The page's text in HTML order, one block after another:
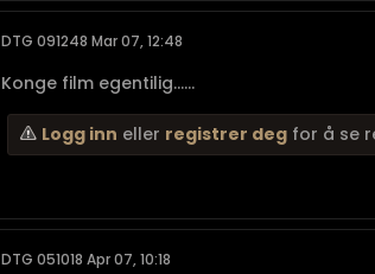
DTG 091248 Mar 07, 12:48
Konge film egentilig......
Logg inn eller registrer deg for å se
DTG 051018 Apr 07, 10:18